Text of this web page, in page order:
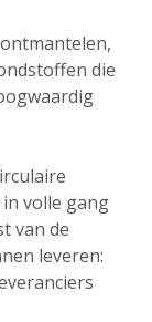
die
volle gang
van de
leveren: